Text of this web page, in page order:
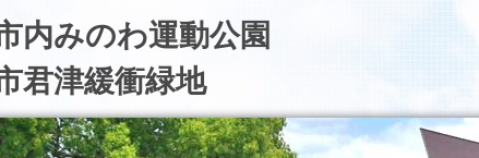
内みのわ運動公園
君津緩衝緑地